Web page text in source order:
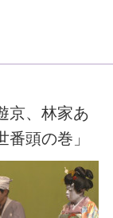
京、林家あ
頭の巻」